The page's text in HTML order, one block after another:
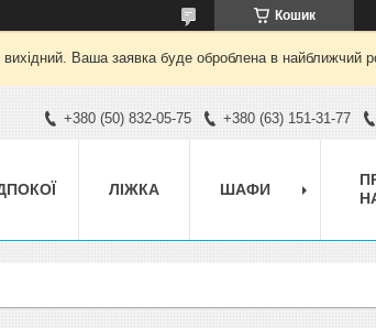
Кошик
Ваша заявка буде оброблена в найближчий
+380 (50) 832-05-75 +380 (63) 151-31-77
ЛІЖКА ШАФИ